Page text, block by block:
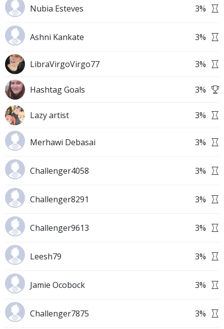
Nubia Esteves 3%
Ashni Kankate 3%
LibraVirgoVirgo77 3%
Hashtag Goals 3%
Lazy artist 3%
Merhawi Debasai 3%
Challenger4058 3%
Challenger8291 3%
Challenger9613 3%
Leesh79 3%
Jamie Ocobock 3%
Challenger7875 3%